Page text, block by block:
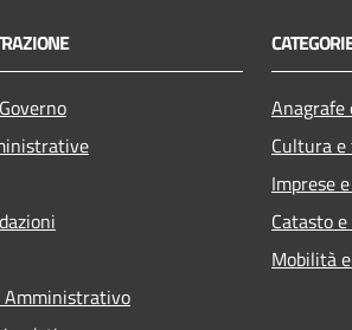
Amministrativo
Cultura
Imprese
Catasto
Mobilità